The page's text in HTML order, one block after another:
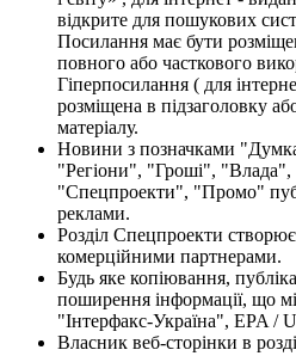
відкрите для пошукових
Посилання має бути
повного або часткового
Гіперпосилання ( для
розміщена в підзаголовку
матеріалу.
Новини з позначками
"Регіони", "Гроші",
"Спецпроекти", "Промо"
реклами.
Розділ Спецпроекти
комерційними партнерами.
Будь яке копіювання,
поширення інформації, що
"Інтерфакс-Україна", EPA /
Власник веб-сторінки в